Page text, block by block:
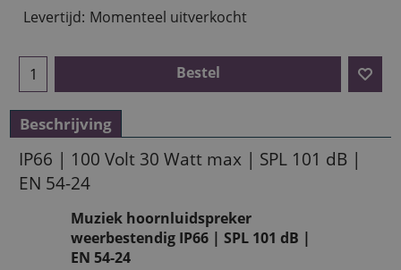
Levertijd: Momenteel uitverkocht
Bestel
Beschrijving
IP66 | 100 Volt 30 Watt max | SPL 101 dB |
EN 54-24
Muziek hoornluidspreker
weerbestendig IP66 | SPL 101 dB |
EN 54-24